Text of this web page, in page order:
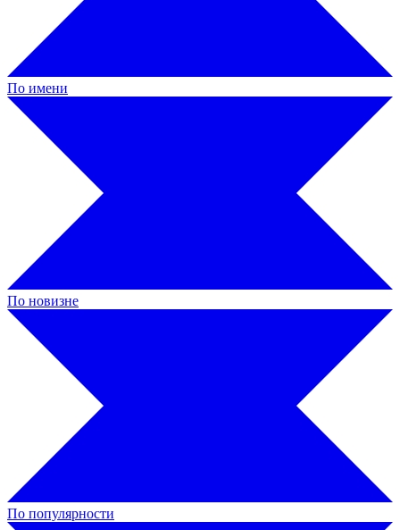
По имени
По новизне
По популярности